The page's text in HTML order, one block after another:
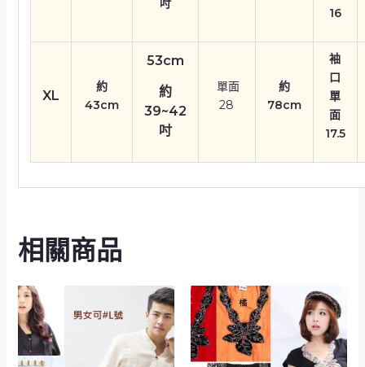
吋
16
XL
約
43cm
53cm
約
39~42
吋
單面
28
約
78cm
袖
口
單
面
17.5
相關商品